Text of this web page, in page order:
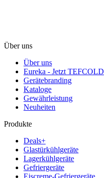
Über uns
Über uns
Eureka - Jetzt TEFCOLD
Gerätebranding
Kataloge
Gewährleistung
Neuheiten
Produkte
Deals+
Glastürkühlgeräte
Lagerkühlgeräte
Gefriergeräte
Eiscreme-Gefriergeräte